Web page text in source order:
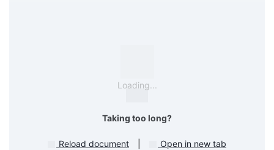
Loading...
Taking too long?
Reload document Open in new tab